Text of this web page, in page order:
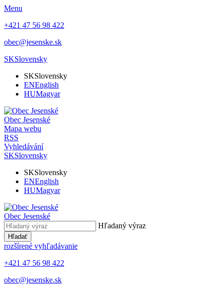
Menu
+421 47 56 98 422
obec@jesenske.sk
SKSlovensky
SKSlovensky
ENEnglish
HUMagyar
Obec Jesenské
Mapa webu
RSS
Vyhledávání
SKSlovensky
SKSlovensky
ENEnglish
HUMagyar
Obec Jesenské
Hľadaný výraz
Hľadať
rozšírené vyhľadávanie
+421 47 56 98 422
obec@jesenske.sk